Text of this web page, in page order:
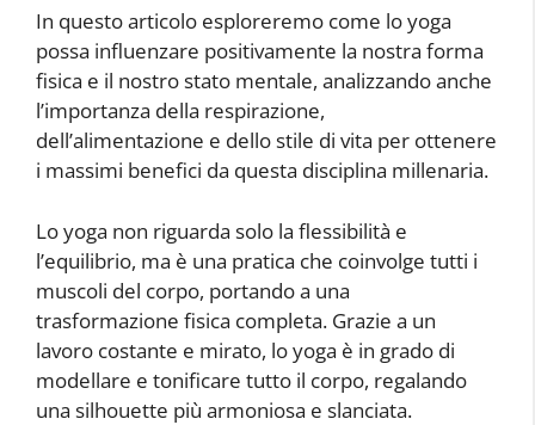
In questo articolo esploreremo come lo yoga
possa influenzare positivamente la nostra forma
fisica e il nostro stato mentale, analizzando anche
l’importanza della respirazione,
dell’alimentazione e dello stile di vita per ottenere
i massimi benefici da questa disciplina millenaria.
Lo yoga non riguarda solo la flessibilità e
l’equilibrio, ma è una pratica che coinvolge tutti i
muscoli del corpo, portando a una
trasformazione fisica completa. Grazie a un
lavoro costante e mirato, lo yoga è in grado di
modellare e tonificare tutto il corpo, regalando
una silhouette più armoniosa e slanciata.